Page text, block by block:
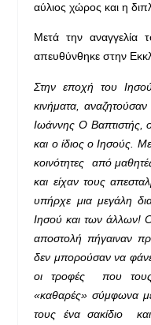
αύλιος χώρος και η
Μετά την αναγγελία
απευθύνθηκε στην
Στην εποχή του
κινήματα,
Ιωάννης Ο Βαπτιστής,
και ο ίδιος ο Ιησούς.
κοινότητες από
και είχαν τους
υπήρχε μια μεγάλη
Ιησού και των άλλων!
αποστολή πήγαιναν
δεν μπορούσαν να
οι τροφές που
«καθαρές» σύμφωνα
τους ένα σακίδιο